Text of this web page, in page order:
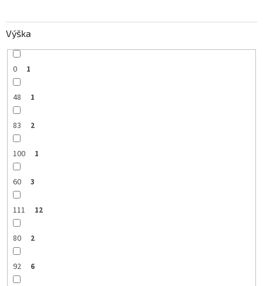
Výška
0 1
48 1
83 2
100 1
60 3
111 12
80 2
92 6